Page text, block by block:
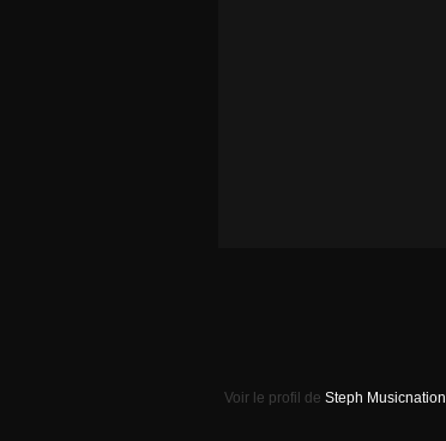
Voir le profil de Steph Musicnation